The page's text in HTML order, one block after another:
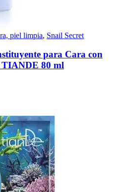
piel limpia, Snail Secret
para Cara con
TIANDE 80 ml